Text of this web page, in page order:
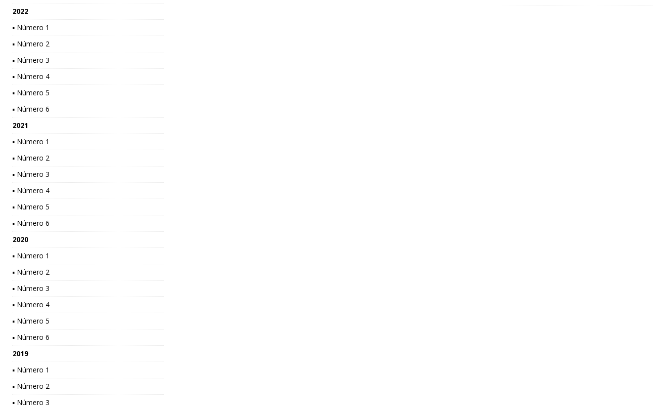
2022
▪ Número 1
▪ Número 2
▪ Número 3
▪ Número 4
▪ Número 5
▪ Número 6
2021
▪ Número 1
▪ Número 2
▪ Número 3
▪ Número 4
▪ Número 5
▪ Número 6
2020
▪ Número 1
▪ Número 2
▪ Número 3
▪ Número 4
▪ Número 5
▪ Número 6
2019
▪ Número 1
▪ Número 2
▪ Número 3